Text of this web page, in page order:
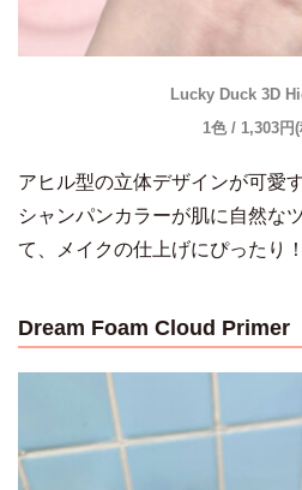
Lucky Duck 3D
1色 / 1,303円
アヒル型の立体デザインが可愛
シャンパンカラーが肌に自然な
て、メイクの仕上げにぴったり！
Dream Foam Cloud Primer